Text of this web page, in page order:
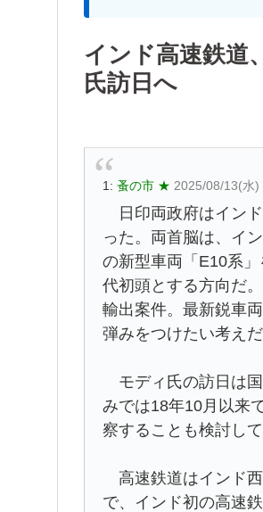
インド高速鉄道
氏訪日へ
1: 蚤の市 ★ 2025/08/13(水
日印両政府はイン
った。両首脳は、イ
の新型車両「E10系
代初頭とする方向だ
輸出案件。最新鋭車
弾みをつけたい考えだ
モディ氏の訪日は
みでは18年10月以来
察することも検討して
高速鉄道はインド
で、インド初の高速